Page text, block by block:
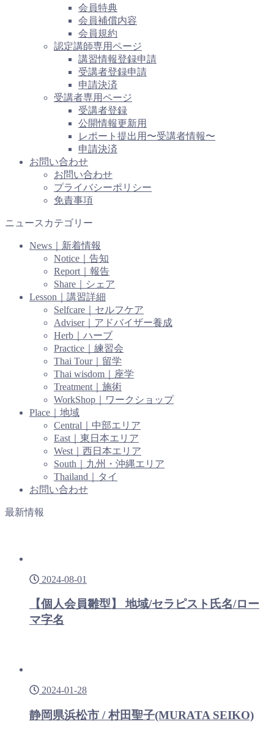
会員特典
会員補償内容
会員規約
認定講師専用ページ
講習情報登録申請
受講者登録申請
申請決済
受講者専用ページ
受講者登録
公開情報更新用
レポート提出用〜受講者情報〜
申請決済
お問い合わせ
お問い合わせ
プライバシーポリシー
免責事項
ニュースカテゴリー
News｜新着情報
Notice｜告知
Report｜報告
Share｜シェア
Lesson｜講習詳細
Selfcare｜セルフケア
Adviser｜アドバイザー養成
Herb｜ハーブ
Practice｜練習会
Thai Tour｜留学
Thai wisdom｜座学
Treatment｜施術
WorkShop｜ワークショップ
Place｜地域
Central｜中部エリア
East｜東日本エリア
West｜西日本エリア
South｜九州・沖縄エリア
Thailand｜タイ
お問い合わせ
最新情報
2024-08-01
【個人会員雛型】 地域/セラピスト氏名/ロー
マ字名
2024-01-28
静岡県浜松市 / 村田聖子(MURATA SEIKO)